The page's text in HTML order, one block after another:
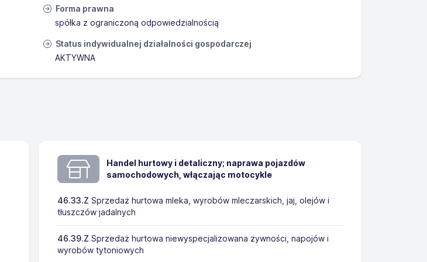
Forma prawna
spółka z ograniczoną odpowiedzialnością
Status indywidualnej działalności gospodarczej
AKTYWNA
Handel hurtowy i detaliczny; naprawa pojazdów
samochodowych, włączając motocykle
46.33.Z Sprzedaż hurtowa mleka, wyrobów mleczarskich, jaj, olejów i
tłuszczów jadalnych
46.39.Z Sprzedaż hurtowa niewyspecjalizowana żywności, napojów i
wyrobów tytoniowych